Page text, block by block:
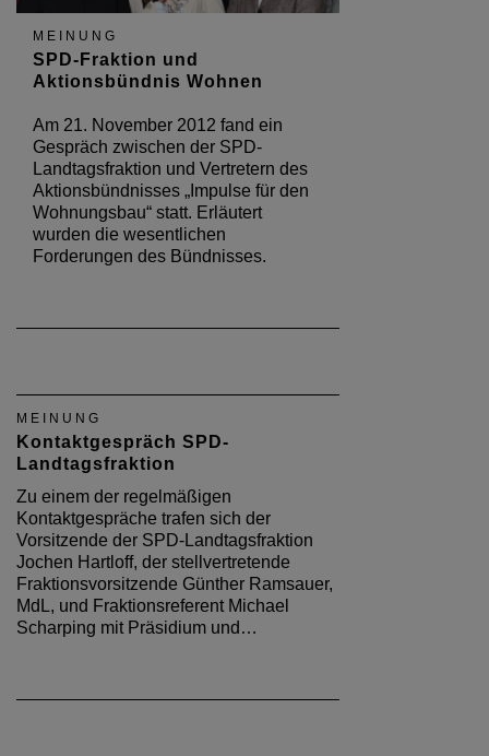
MEINUNG
SPD-Fraktion und
Aktionsbündnis Wohnen
Am 21. November 2012 fand ein
Gespräch zwischen der SPD-
Landtagsfraktion und Vertretern des
Aktionsbündnisses „Impulse für den
Wohnungsbau“ statt. Erläutert
wurden die wesentlichen
Forderungen des Bündnisses.
MEINUNG
Kontaktgespräch SPD-
Landtagsfraktion
Zu einem der regelmäßigen
Kontaktgespräche trafen sich der
Vorsitzende der SPD-Landtagsfraktion
Jochen Hartloff, der stellvertretende
Fraktionsvorsitzende Günther Ramsauer,
MdL, und Fraktionsreferent Michael
Scharping mit Präsidium und…